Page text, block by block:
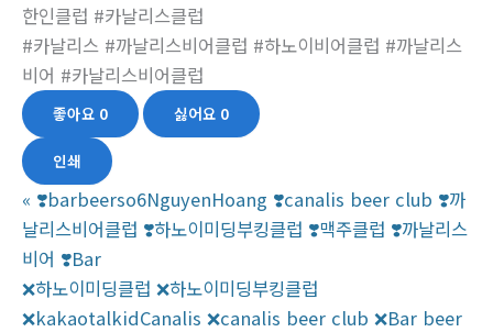
한인클럽 #카날리스클럽
#카날리스 #까날리스비어클럽 #하노이비어클럽 #까날리스
비어 #카날리스비어클럽
좋아요 0 싫어요 0
인쇄
« ❣️barbeerso6NguyenHoang ❣️canalis beer club ❣️까
날리스비어클럽 ❣️하노이미딩부킹클럽 ❣️맥주클럽 ❣️까날리스
비어 ❣️Bar
❌하노이미딩클럽 ❌하노이미딩부킹클럽
❌kakaotalkidCanalis ❌canalis beer club ❌Bar beer